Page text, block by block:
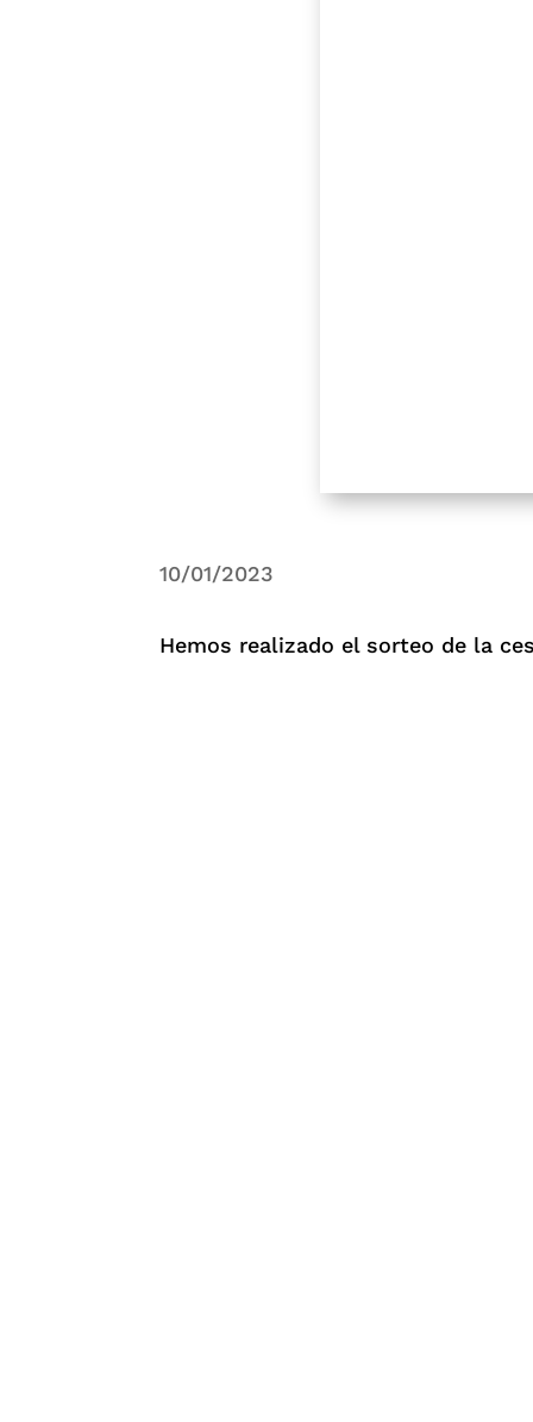
10/01/2023
Hemos realizado el sorteo de la